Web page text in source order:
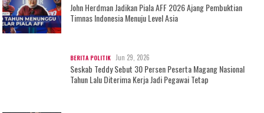
John Herdman Jadikan Piala AFF 2026 Ajang Pembuktian
Timnas Indonesia Menuju Level Asia
BERITA POLITIK Jun 29, 2026
Seskab Teddy Sebut 30 Persen Peserta Magang Nasional
Tahun Lalu Diterima Kerja Jadi Pegawai Tetap